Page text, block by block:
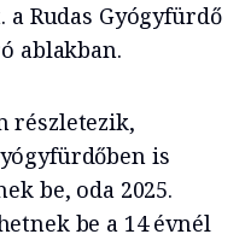
Rudas Gyógyfürdő
ablakban.
részletezik,
is
be, oda 2025.
be a 14 évnél